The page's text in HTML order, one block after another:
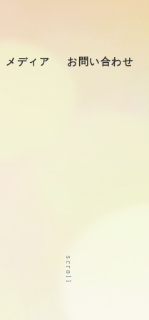
メディア お問い合わせ
scroll